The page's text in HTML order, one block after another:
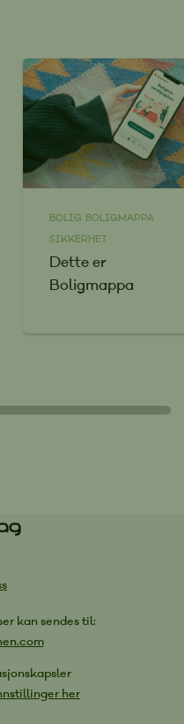
BOLIG BOLIGMAPPA
SIKKERHET
Dette er
Boligmappa
kan sendes til:
her